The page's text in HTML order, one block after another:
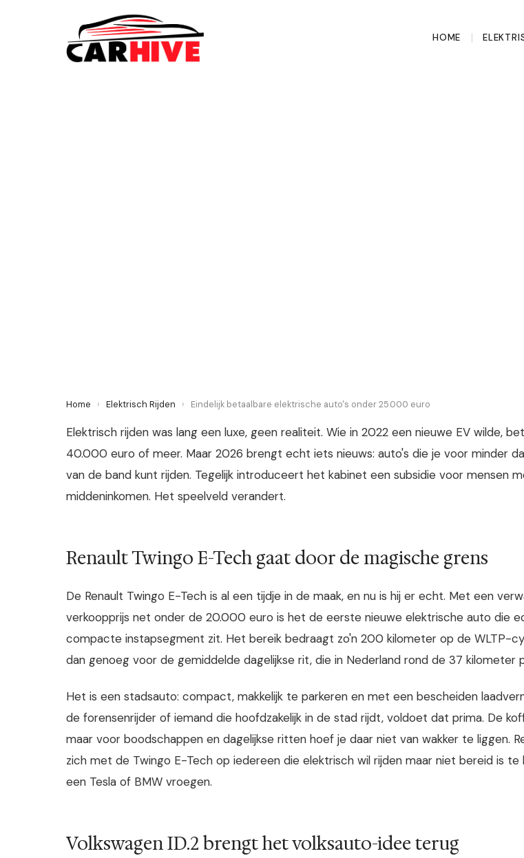
HOME
Home › Elektrisch Rijden › Eindelijk betaalbare elektrische auto's onder 25.000 euro
Elektrisch rijden was lang een luxe, geen realiteit. Wie in 2022 een nieuwe EV wilde,
40.000 euro of meer. Maar 2026 brengt echt iets nieuws: auto's die je voor minder
van de band kunt rijden. Tegelijk introduceert het kabinet een subsidie voor mensen
middeninkomen. Het speelveld verandert.
Renault Twingo E-Tech gaat door de magische grens
De Renault Twingo E-Tech is al een tijdje in de maak, en nu is hij er echt. Met een
verkoopprijs net onder de 20.000 euro is het de eerste nieuwe elektrische auto die
compacte instapsegment zit. Het bereik bedraagt zo'n 200 kilometer op de WLTP-
dan genoeg voor de gemiddelde dagelijkse rit, die in Nederland rond de 37 kilometer
Het is een stadsauto: compact, makkelijk te parkeren en met een bescheiden
de forensenrijder of iemand die hoofdzakelijk in de stad rijdt, voldoet dat prima. De
maar voor boodschappen en dagelijkse ritten hoef je daar niet van wakker te liggen.
zich met de Twingo E-Tech op iedereen die elektrisch wil rijden maar niet bereid is
een Tesla of BMW vroegen.
Volkswagen ID.2 brengt het volksauto-idee terug